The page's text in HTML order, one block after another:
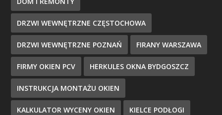
DRZWI WEWNĘTRZNE CZĘSTOCHOWA
DRZWI WEWNĘTRZNE POZNAŃ FIRANY WARSZAWA
FIRMY OKIEN PCV HERKULES OKNA BYDGOSZCZ
INSTRUKCJA MONTAŻU OKIEN
KALKULATOR WYCENY OKIEN KIELCE PODŁOGI